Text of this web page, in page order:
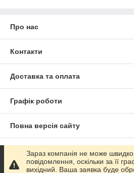
Про нас
Контакти
Доставка та оплата
Графік роботи
Повна версія сайту
Сайт створено на маркетплейсі
Зараз компанія не може
повідомлення, оскільки за її
вихідний. Ваша заявка буде